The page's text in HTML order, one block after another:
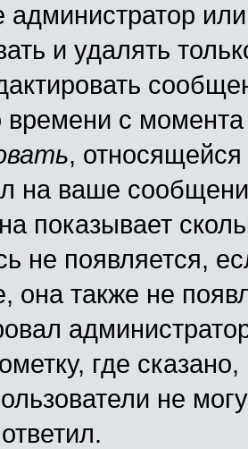
администратор
и удалять
времени с
,
на ваше
показывает
не появляется,
она также не
где
не